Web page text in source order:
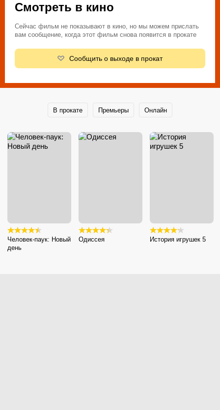
Смотреть в кино
Сейчас фильм не показывают в кино, но мы можем прислать
вам сообщение, когда этот фильм снова появится в прокате
Сообщить о выходе в прокат
В прокате Премьеры Онлайн
Человек-паук: Новый
день
Одиссея История игрушек 5